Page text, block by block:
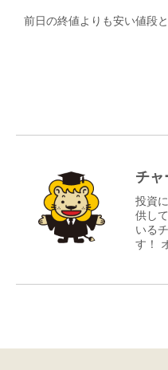
前日の終値よりも安い値段
チャ
投資
供し
いる
す！